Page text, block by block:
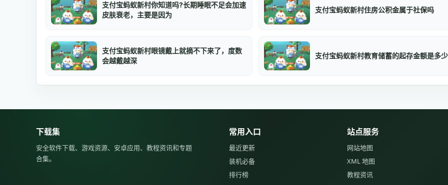
支付宝蚂蚁新村你知道吗?长期睡眠不足会加速
皮肤衰老，主要是因为
支付宝蚂蚁新村住房公积金属于社保吗
支付宝蚂蚁新村眼镜戴上就摘不下来了，度数
会越戴越深
支付宝蚂蚁新村教育储蓄的起存金额是多少
下载集
安全软件下载、游戏资源、安卓应用、教程资讯和专题
合集。
常用入口
最近更新
装机必备
排行榜
站点服务
网站地图
XML 地图
教程资讯